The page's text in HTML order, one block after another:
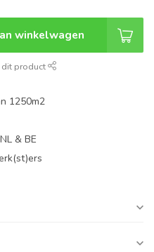
winkelwagen
dit product
1250m2
& BE